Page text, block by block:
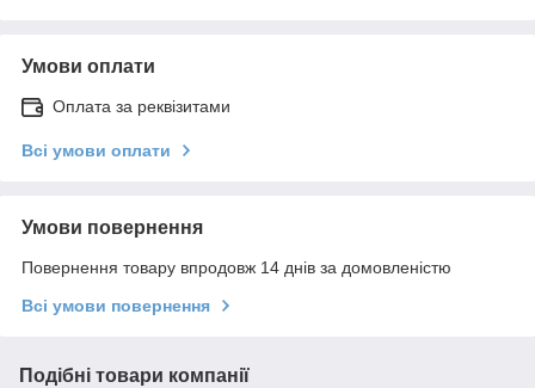
Умови оплати
Оплата за реквізитами
Всі умови оплати
Умови повернення
Повернення товару впродовж 14 днів за домовленістю
Всі умови повернення
Подібні товари компанії